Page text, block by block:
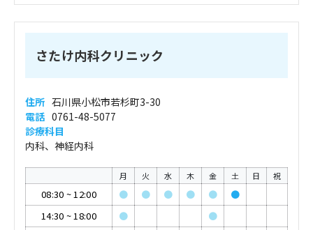
さたけ内科クリニック
住所 石川県小松市若杉町3-30
電話 0761-48-5077
診療科目
内科、神経内科
月 火 水 木 金 土 日 祝
08:30 ~12:00 ● ● ● ● ●
●
14:30 ~18:00 ●
●